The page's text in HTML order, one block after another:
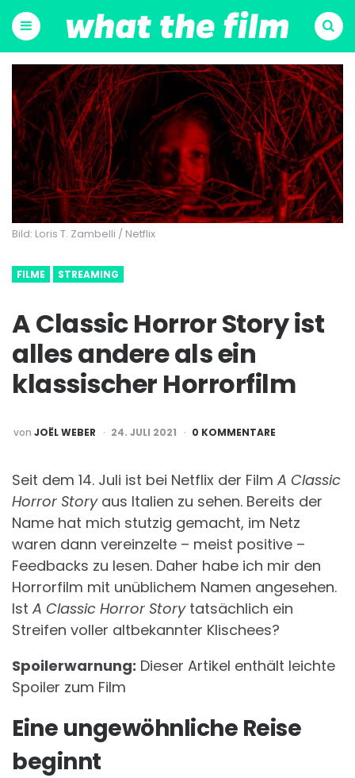
Menu Suchen
Bild: Loris T. Zambelli / Netflix
FILME STREAMING
A Classic Horror Story ist
alles andere als ein
klassischer Horrorfilm
POSTED
BY
von JOËL WEBER 24. JULI 2021 0 KOMMENTARE
Seit dem 14. Juli ist bei Netflix der Film A Classic
Horror Storyaus Italien zu sehen. Bereits der
Name hat mich stutzig gemacht, im Netz
waren dann vereinzelte – meist positive –
Feedbacks zu lesen. Daher habe ich mir den
Horrorfilm mit unüblichem Namen angesehen.
Ist A Classic Horror Storytatsächlich ein
Streifen voller altbekannter Klischees?
Spoilerwarnung: Dieser Artikel enthält leichte
Spoiler zum Film
Eine ungewöhnliche Reise
beginnt